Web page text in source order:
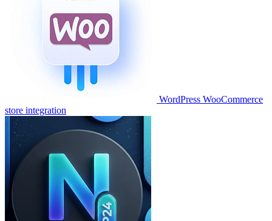
WordPress WooCommerce
store integration